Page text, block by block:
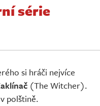
série
si hráči nejvíce
(The Witcher).
polštině.